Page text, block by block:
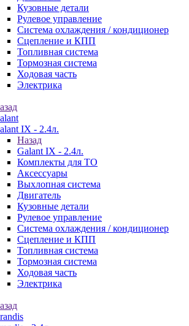
Кузовные детали
Рулевое управление
Система охлаждения / кондиционер
Сцепление и КПП
Топливная система
Тормозная система
Ходовая часть
Электрика
IX - 2.4л.
Назад
Galant IX - 2.4л.
Комплекты для ТО
Аксессуары
Выхлопная система
Двигатель
Кузовные детали
Рулевое управление
Система охлаждения / кондиционер
Сцепление и КПП
Топливная система
Тормозная система
Ходовая часть
Электрика